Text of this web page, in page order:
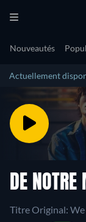
Nouveautés
Actuellement
DE NOTRE
Titre Original: